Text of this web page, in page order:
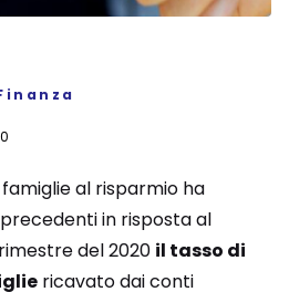
al risparmio ha
in risposta al
del 2020 il tasso di
ricavato dai conti